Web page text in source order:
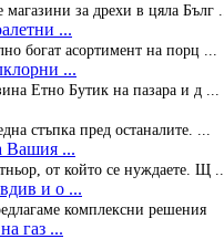
за дрехи в цяла Бълг ...
...
богат асортимент на порц ...
...
Етно Бутик на пазара и д ...
стъпка пред останалите. ...
Вашия ...
от който се нуждаете. Щ ...
и о ...
комплексни решения
газ ...